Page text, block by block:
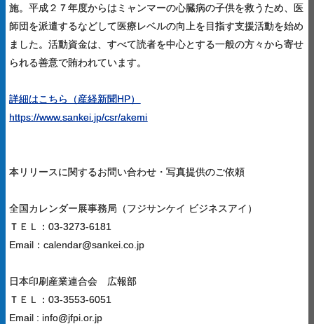
施。平成２７年度からはミャンマーの心臓病の子供を救うため、医
師団を派遣するなどして医療レベルの向上を目指す支援活動を始め
ました。活動資金は、すべて読者を中心とする一般の方々から寄せ
られる善意で賄われています。
詳細はこちら（産経新聞HP）
https://www.sankei.jp/csr/akemi
本リリースに関するお問い合わせ・写真提供のご依頼
全国カレンダー展事務局（フジサンケイ ビジネスアイ）
ＴＥＬ：03-3273-6181
Email：calendar@sankei.co.jp
日本印刷産業連合会 広報部
ＴＥＬ：03-3553-6051
Email : info@jfpi.or.jp